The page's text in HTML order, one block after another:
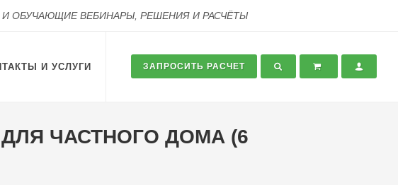
И ОБУЧАЮЩИЕ ВЕБИНАРЫ, РЕШЕНИЯ И РАСЧЁТЫ
И УСЛУГИ ЗАПРОСИТЬ РАСЧЕТ
ЧАСТНОГО ДОМА (6